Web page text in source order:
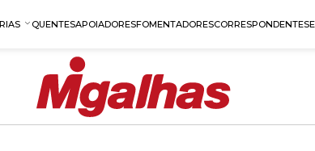
QUENTESAPOIADORESFOMENTADORESCORRESPONDENTES